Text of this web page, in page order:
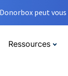
peut
Ressources